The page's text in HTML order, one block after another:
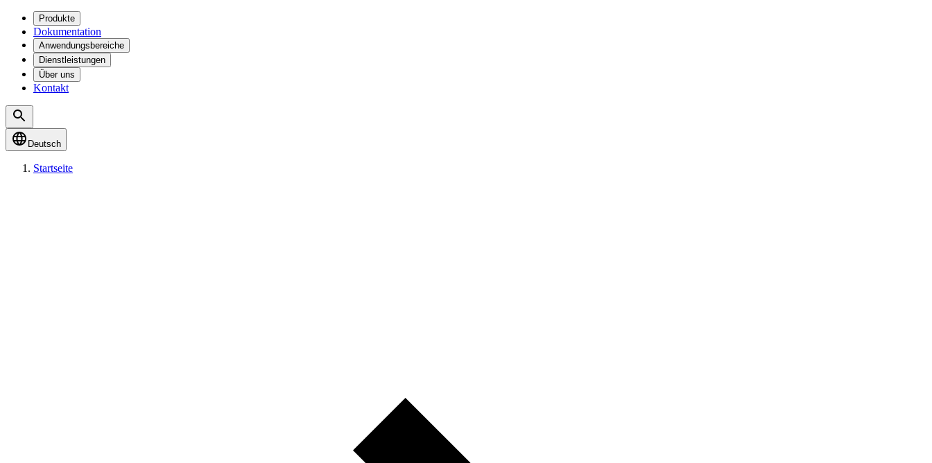
Produkte
Dokumentation
Anwendungsbereiche
Dienstleistungen
Über uns
Kontakt
Deutsch
Startseite